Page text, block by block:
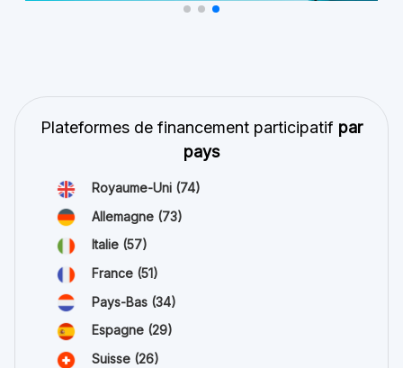
Plateformes de financement participatif par
pays
Royaume-Uni (74)
Allemagne (73)
Italie (57)
France (51)
Pays-Bas (34)
Espagne (29)
Suisse (26)